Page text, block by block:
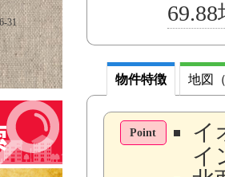
31
物件特徴 地図
Point
イ
イ